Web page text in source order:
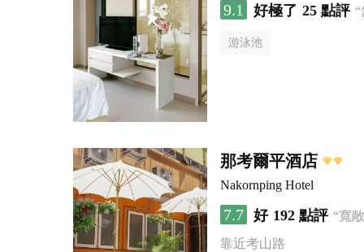
9.1 好極了 25 點評
游泳池
那考爾平酒店
Nakornping Hotel
7.7 好 192 點評 “寬
靠近考山路